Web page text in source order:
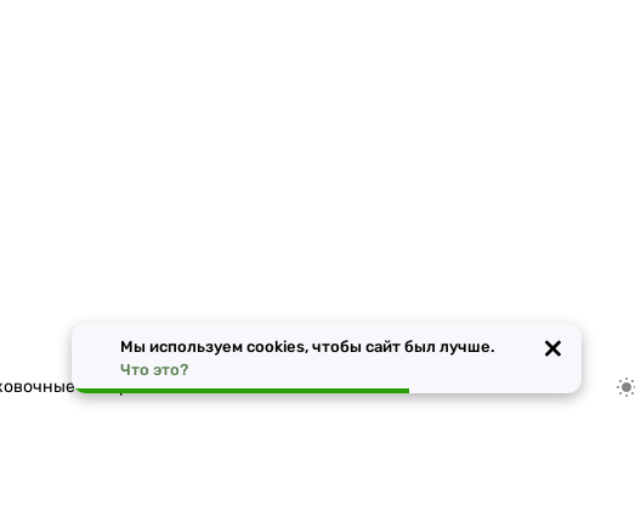
материалы в Москве
Мы используем cookies, чтобы сайт был лучше.
Что это?
×